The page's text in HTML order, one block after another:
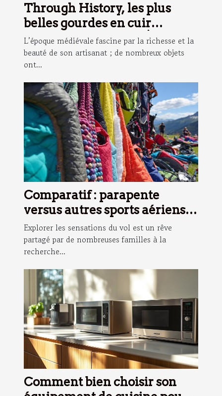
Through History, les plus
belles gourdes en cuir
inspirées du Moyen-Âge !
L’époque médiévale fascine par la richesse et la
beauté de son artisanat ; de nombreux objets
ont...
Comparatif : parapente
versus autres sports aériens
pour familles
Explorer les sensations du vol est un rêve
partagé par de nombreuses familles à la
recherche...
Comment bien choisir son